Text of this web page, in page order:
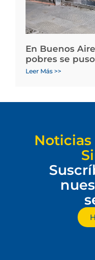
En Buenos
pobres se
Leer Más >>